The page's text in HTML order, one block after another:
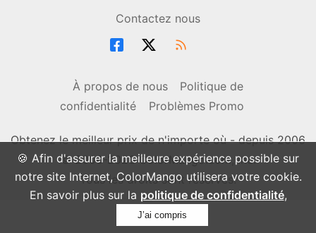
🍪 Afin d'assurer la meilleure expérience possible sur
notre site Internet, ColorMango utilisera votre cookie.
En savoir plus sur la politique de confidentialité,
J’ai compris
Contactez nous
À propos de nous
Politique de
confidentialité
Problèmes Promo
Obtenez le meilleur prix de n'importe où - depuis 2006
© 2006-2026 ColorMango.com, Inc.
Tous les droits sont réservés.